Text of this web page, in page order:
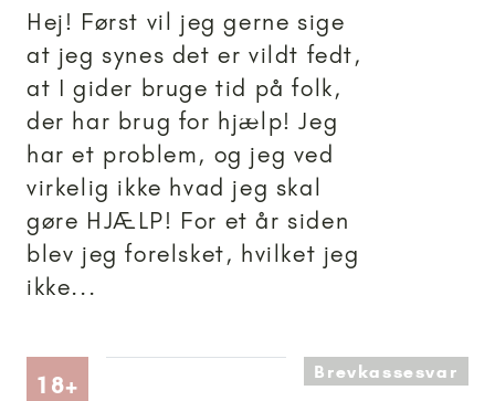
Hej! Først vil jeg gerne sige
at jeg synes det er vildt fedt,
at I gider bruge tid på folk,
der har brug for hjælp! Jeg
har et problem, og jeg ved
virkelig ikke hvad jeg skal
gøre HJÆLP! For et år siden
blev jeg forelsket, hvilket jeg
ikke...
18+ Artikler anbefalet til 18+Brevkassesvar